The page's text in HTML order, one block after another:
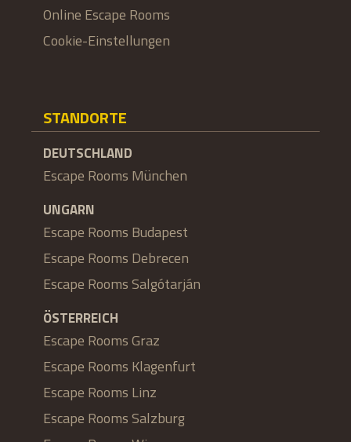
Online Escape Rooms
Cookie-Einstellungen
STANDORTE
DEUTSCHLAND
Escape Rooms München
UNGARN
Escape Rooms Budapest
Escape Rooms Debrecen
Escape Rooms Salgótarján
ÖSTERREICH
Escape Rooms Graz
Escape Rooms Klagenfurt
Escape Rooms Linz
Escape Rooms Salzburg